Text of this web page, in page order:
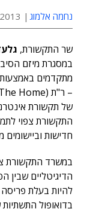
נחמה אלמוג 15:05
שר התקשורת,
במסגרת מיזם
של תקשורת
התקשורת צפוי
חדישות
במשרד התקשורת
להיות בעלת
בדואופול